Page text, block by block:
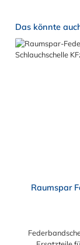
Produktgalerie
Das könnte
Raumspar